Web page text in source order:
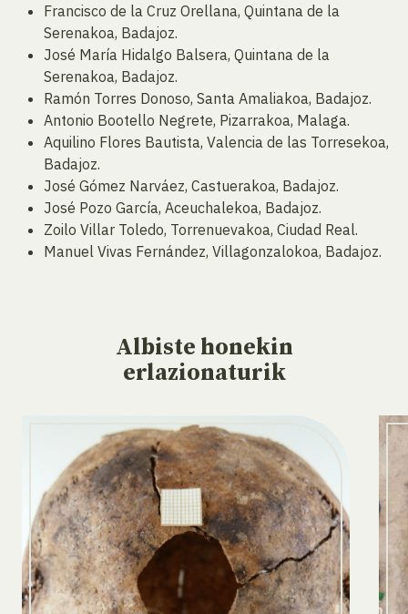
Francisco de la Cruz Orellana, Quintana de la
Serenakoa, Badajoz.
José María Hidalgo Balsera, Quintana de la
Serenakoa, Badajoz.
Ramón Torres Donoso, Santa Amaliakoa, Badajoz.
Antonio Bootello Negrete, Pizarrakoa, Malaga.
Aquilino Flores Bautista, Valencia de las Torresekoa,
Badajoz.
José Gómez Narváez, Castuerakoa, Badajoz.
José Pozo García, Aceuchalekoa, Badajoz.
Zoilo Villar Toledo, Torrenuevakoa, Ciudad Real.
Manuel Vivas Fernández, Villagonzalokoa, Badajoz.
Albiste honekin
erlazionaturik